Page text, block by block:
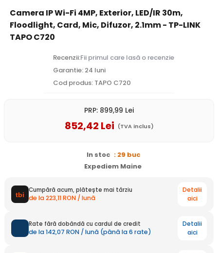
Camera IP Wi-Fi 4MP, Exterior, LED/IR 30m,
Floodlight, Card, Mic, Difuzor, 2.1mm - TP-LINK
TAPO C720
Recenzii:Fii primul care lasă o recenzie
Garantie: 24 luni
Cod produs: TAPO C720
PRP: 899,99 Lei
852,42 Lei (TVA inclus)
In stoc : 29 buc
Expediem Maine
Cumpără acum, plătește mai târziu
de la 223,11 RON / lună
Detalii
aici
Rate fără dobândă cu cardul de credit
de la 142,07 RON / lună (până la 6 rate)
Detalii
aici